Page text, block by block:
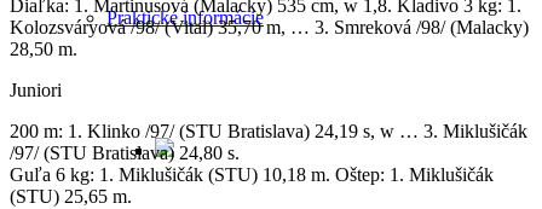
Praktické informácie
Diaľka: 1. Martinusová (Malacky) 535 cm, w 1,8. Kladivo 3 kg: 1.
Kolozsváryová /98/ (Vital) 35,70 m, … 3. Smreková /98/ (Malacky)
28,50 m.
Juniori
200 m: 1. Klinko /97/ (STU Bratislava) 24,19 s, w … 3. Miklušičák
/97/ (STU Bratislava) 24,80 s.
Guľa 6 kg: 1. Miklušičák (STU) 10,18 m. Oštep: 1. Miklušičák
(STU) 25,65 m.